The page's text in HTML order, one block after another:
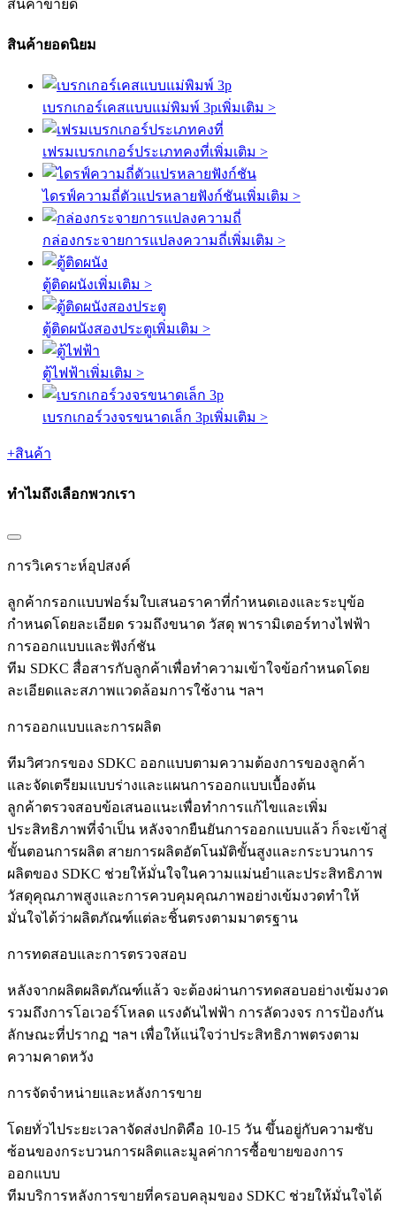
สินค้าขายดี
สินค้ายอดนิยม
เบรกเกอร์เคสแบบแม่พิมพ์ 3pเพิ่มเติม >
เฟรมเบรกเกอร์ประเภทคงที่เพิ่มเติม >
ไดรฟ์ความถี่ตัวแปรหลายฟังก์ชันเพิ่มเติม >
กล่องกระจายการแปลงความถี่เพิ่มเติม >
ตู้ติดผนังเพิ่มเติม >
ตู้ติดผนังสองประตูเพิ่มเติม >
ตู้ไฟฟ้าเพิ่มเติม >
เบรกเกอร์วงจรขนาดเล็ก 3pเพิ่มเติม >
+สินค้า
ทำไมถึงเลือกพวกเรา
การวิเคราะห์อุปสงค์
ลูกค้ากรอกแบบฟอร์มใบเสนอราคาที่กำหนดเองและระบุข้อ
กำหนดโดยละเอียด รวมถึงขนาด วัสดุ พารามิเตอร์ทางไฟฟ้า
การออกแบบและฟังก์ชัน
ทีม SDKC สื่อสารกับลูกค้าเพื่อทำความเข้าใจข้อกำหนดโดย
ละเอียดและสภาพแวดล้อมการใช้งาน ฯลฯ
การออกแบบและการผลิต
ทีมวิศวกรของ SDKC ออกแบบตามความต้องการของลูกค้า
และจัดเตรียมแบบร่างและแผนการออกแบบเบื้องต้น
ลูกค้าตรวจสอบข้อเสนอแนะเพื่อทำการแก้ไขและเพิ่ม
ประสิทธิภาพที่จำเป็น หลังจากยืนยันการออกแบบแล้ว ก็จะเข้าสู่
ขั้นตอนการผลิต สายการผลิตอัตโนมัติขั้นสูงและกระบวนการ
ผลิตของ SDKC ช่วยให้มั่นใจในความแม่นยำและประสิทธิภาพ
วัสดุคุณภาพสูงและการควบคุมคุณภาพอย่างเข้มงวดทำให้
มั่นใจได้ว่าผลิตภัณฑ์แต่ละชิ้นตรงตามมาตรฐาน
การทดสอบและการตรวจสอบ
หลังจากผลิตผลิตภัณฑ์แล้ว จะต้องผ่านการทดสอบอย่างเข้มงวด
รวมถึงการโอเวอร์โหลด แรงดันไฟฟ้า การลัดวงจร การป้องกัน
ลักษณะที่ปรากฏ ฯลฯ เพื่อให้แน่ใจว่าประสิทธิภาพตรงตาม
ความคาดหวัง
การจัดจำหน่ายและหลังการขาย
โดยทั่วไประยะเวลาจัดส่งปกติคือ 10-15 วัน ขึ้นอยู่กับความซับ
ซ้อนของกระบวนการผลิตและมูลค่าการซื้อขายของการ
ออกแบบ
ทีมบริการหลังการขายที่ครอบคลุมของ SDKC ช่วยให้มั่นใจได้